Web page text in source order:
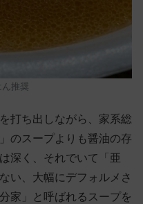
ん推奨
打ち出しながら、家系総
のスープよりも醤油の存
深く、それでいて「亜
い、大幅にデフォルメさ
家」と呼ばれるスープを